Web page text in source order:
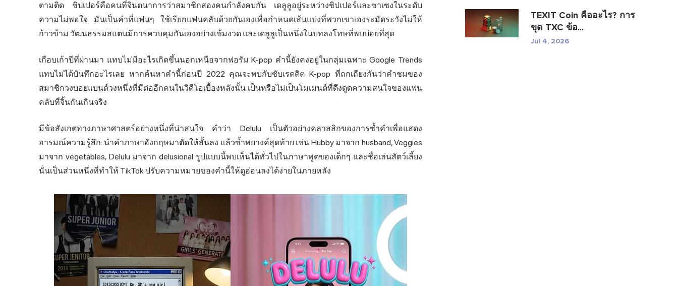
ตามติด ชิปเปอร์คือคนที่จินตนาการว่าสมาชิกสองคนกำลังคบกัน เดลูลูอยู่ระหว่างชิปเปอร์และซาเซงในระดับ
ความไม่พอใจ มันเป็นคำที่แฟนๆ ใช้เรียกแฟนคลับด้วยกันเองเพื่อกำหนดเส้นแบ่งที่พวกเขาเองระมัดระวังไม่ให้
ก้าวข้าม วัฒนธรรมสแตนมีการควบคุมกันเองอย่างเข้มงวด และเดลูลูเป็นหนึ่งในบทลงโทษที่พบบ่อยที่สุด
เกือบเก้าปีที่ผ่านมา แทบไม่มีอะไรเกิดขึ้นนอกเหนือจากฟอรัม K-pop คำนี้ยังคงอยู่ในกลุ่มเฉพาะ Google Trends
แทบไม่ได้บันทึกอะไรเลย หากค้นหาคำนี้ก่อนปี 2022 คุณจะพบกับซับเรดดิต K-pop ที่ถกเถียงกันว่าคำชมของ
สมาชิกวงบอยแบนด์วงหนึ่งที่มีต่ออีกคนในวิดีโอเบื้องหลังนั้น เป็นหรือไม่เป็นโมเมนต์ที่ดึงดูดความสนใจของแฟน
คลับที่จิ้นกันเกินจริง
มีข้อสังเกตทางภาษาศาสตร์อย่างหนึ่งที่น่าสนใจ คำว่า Delulu เป็นตัวอย่างคลาสสิกของการซ้ำคำเพื่อแสดง
อารมณ์ความรู้สึก: นำคำภาษาอังกฤษมาตัดให้สั้นลง แล้วซ้ำพยางค์สุดท้าย เช่น Hubby มาจาก husband, Veggies
มาจาก vegetables, Delulu มาจาก delusional รูปแบบนี้พบเห็นได้ทั่วไปในภาษาพูดของเด็กๆ และชื่อเล่นสัตว์เลี้ยง
นั่นเป็นส่วนหนึ่งที่ทำให้ TikTok ปรับความหมายของคำนี้ให้ดูอ่อนลงได้ง่ายในภายหลัง
TEXIT Coin คืออะไร? การ
ขุด TXC ข้อ...
Jul 4, 2026